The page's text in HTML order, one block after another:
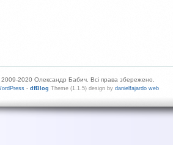
2020 Олександр Бабич. Всі права збережено.
- dfBlog Theme (1.1.5) design by danielfajardo web